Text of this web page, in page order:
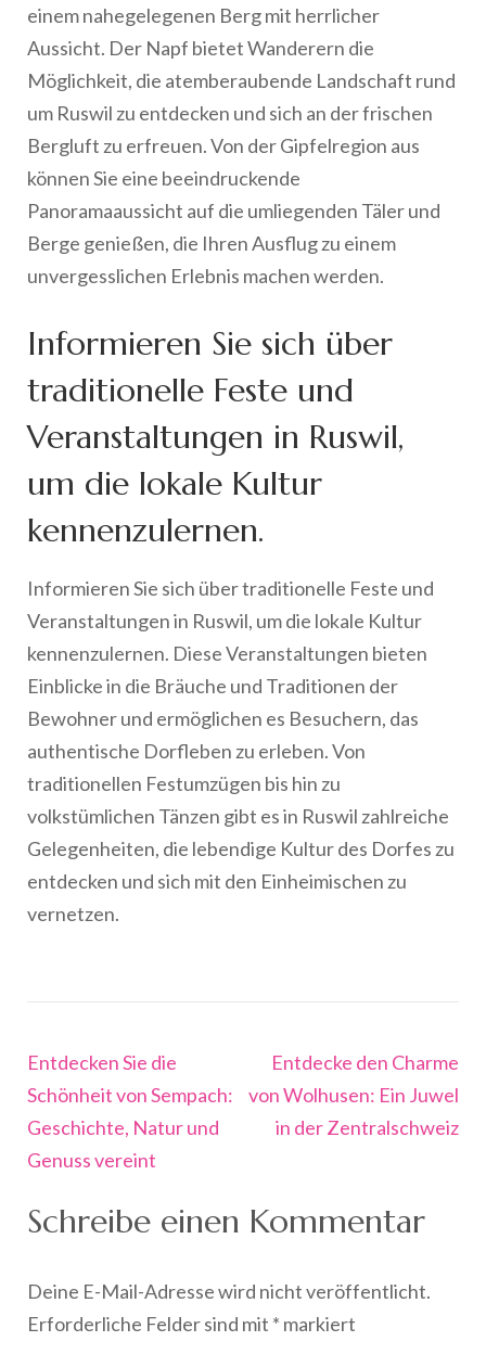
einem nahegelegenen Berg mit herrlicher
Aussicht. Der Napf bietet Wanderern die
Möglichkeit, die atemberaubende Landschaft rund
um Ruswil zu entdecken und sich an der frischen
Bergluft zu erfreuen. Von der Gipfelregion aus
können Sie eine beeindruckende
Panoramaaussicht auf die umliegenden Täler und
Berge genießen, die Ihren Ausflug zu einem
unvergesslichen Erlebnis machen werden.
Informieren Sie sich über
traditionelle Feste und
Veranstaltungen in Ruswil,
um die lokale Kultur
kennenzulernen.
Informieren Sie sich über traditionelle Feste und
Veranstaltungen in Ruswil, um die lokale Kultur
kennenzulernen. Diese Veranstaltungen bieten
Einblicke in die Bräuche und Traditionen der
Bewohner und ermöglichen es Besuchern, das
authentische Dorfleben zu erleben. Von
traditionellen Festumzügen bis hin zu
volkstümlichen Tänzen gibt es in Ruswil zahlreiche
Gelegenheiten, die lebendige Kultur des Dorfes zu
entdecken und sich mit den Einheimischen zu
vernetzen.
Beitragsnavigation
Entdecken Sie die
Schönheit von Sempach:
Geschichte, Natur und
Genuss vereint
Entdecke den Charme
von Wolhusen: Ein Juwel
in der Zentralschweiz
Schreibe einen Kommentar
Deine E-Mail-Adresse wird nicht veröffentlicht.
Erforderliche Felder sind mit * markiert